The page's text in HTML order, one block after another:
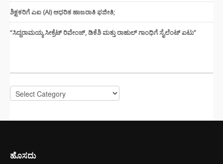
ಶಿಕ್ಷಕರಿಗೆ ಎಐ (AI) ಆಧರಿತ ಹಾಜರಾತಿ ಫಜೀತಿ;
“ಸಿದ್ದರಾಮಯ್ಯ ಸೀಕ್ರೆಟ್ ರಿವೇಂಜ್‌, ಡಿಕೆಶಿ ಮತ್ತು ರಾಹುಲ್‌ ಗಾಂಧಿಗೆ ಸೈಲೆಂಟ್ ಏಟು”
Categories
ಹೊಸದು